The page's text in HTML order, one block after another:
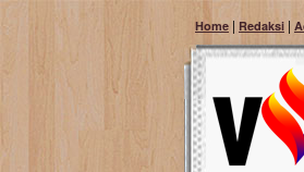
Home | Redaksi |